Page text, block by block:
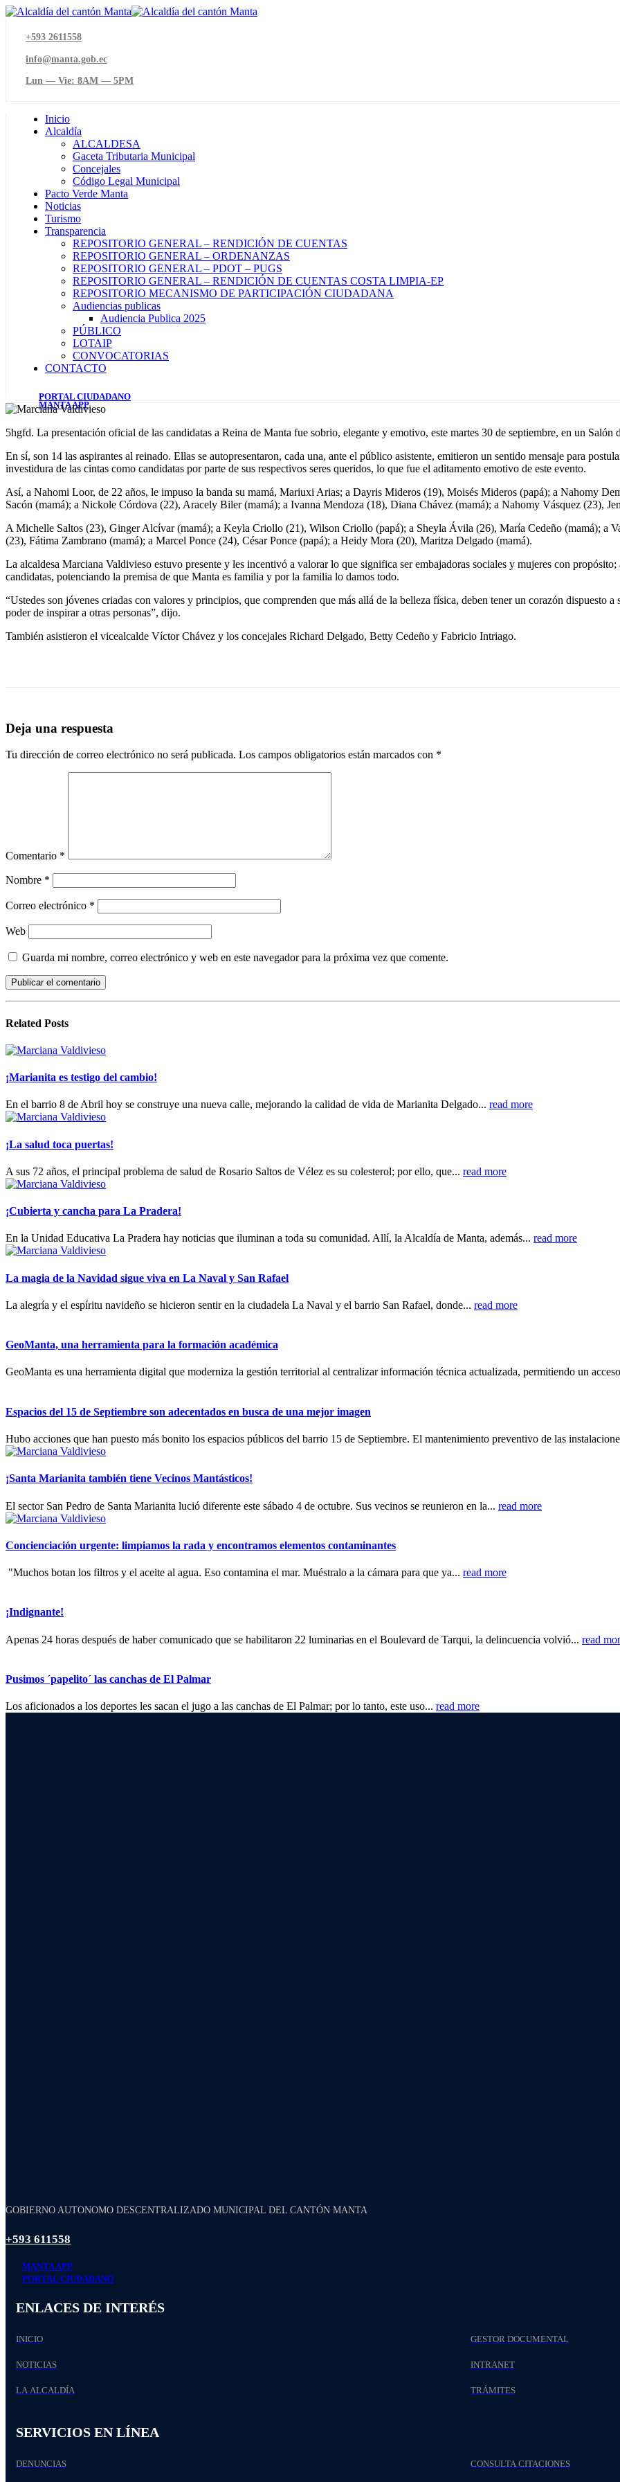
+593 2611558
info@manta.gob.ec
Lun — Vie: 8AM — 5PM
Inicio
Alcaldía
ALCALDESA
Gaceta Tributaria Municipal
Concejales
Código Legal Municipal
Pacto Verde Manta
Noticias
Turismo
Transparencia
REPOSITORIO GENERAL – RENDICIÓN DE CUENTAS
REPOSITORIO GENERAL – ORDENANZAS
REPOSITORIO GENERAL – PDOT – PUGS
REPOSITORIO GENERAL – RENDICIÓN DE CUENTAS COSTA LIMPIA-EP
REPOSITORIO MECANISMO DE PARTICIPACIÓN CIUDADANA
Audiencias publicas
Audiencia Publica 2025
PÚBLICO
LOTAIP
CONVOCATORIAS
CONTACTO
MANTA APP
PORTAL CIUDADANO
5hgfd. La presentación oficial de las candidatas a Reina de Manta fue sobrio, elegante y emotivo, este martes 30 de septiembre, en un Salón
En sí, son 14 las aspirantes al reinado. Ellas se autopresentaron, cada una, ante el público asistente, emitieron un sentido mensaje para
investidura de las cintas como candidatas por parte de sus respectivos seres queridos, lo que fue el aditamento emotivo de este evento.
Así, a Nahomi Loor, de 22 años, le impuso la banda su mamá, Mariuxi Arias; a Dayris Mideros (19), Moisés Mideros (papá); a Nahomy
Sacón (mamá); a Nickole Córdova (22), Aracely Biler (mamá); a Ivanna Mendoza (18), Diana Chávez (mamá); a Nahomy Vásquez (23),
A Michelle Saltos (23), Ginger Alcívar (mamá); a Keyla Criollo (21), Wilson Criollo (papá); a Sheyla Ávila (26), María Cedeño (mamá); a
(23), Fátima Zambrano (mamá); a Marcel Ponce (24), César Ponce (papá); a Heidy Mora (20), Maritza Delgado (mamá).
La alcaldesa Marciana Valdivieso estuvo presente y les incentivó a valorar lo que significa ser embajadoras sociales y mujeres con
candidatas, potenciando la premisa de que Manta es familia y por la familia lo damos todo.
“Ustedes son jóvenes criadas con valores y principios, que comprenden que más allá de la belleza física, deben tener un corazón dispuesto
poder de inspirar a otras personas”, dijo.
También asistieron el vicealcalde Víctor Chávez y los concejales Richard Delgado, Betty Cedeño y Fabricio Intriago.
Deja una respuesta
Tu dirección de correo electrónico no será publicada. Los campos obligatorios están marcados con *
Comentario *
Nombre *
Correo electrónico *
Web
Guarda mi nombre, correo electrónico y web en este navegador para la próxima vez que comente.
Related Posts
¡Marianita es testigo del cambio!
En el barrio 8 de Abril hoy se construye una nueva calle, mejorando la calidad de vida de Marianita Delgado... read more
¡La salud toca puertas!
A sus 72 años, el principal problema de salud de Rosario Saltos de Vélez es su colesterol; por ello, que... read more
¡Cubierta y cancha para La Pradera!
En la Unidad Educativa La Pradera hay noticias que iluminan a toda su comunidad. Allí, la Alcaldía de Manta, además... read more
La magia de la Navidad sigue viva en La Naval y San Rafael
La alegría y el espíritu navideño se hicieron sentir en la ciudadela La Naval y el barrio San Rafael, donde... read more
GeoManta, una herramienta para la formación académica
GeoManta es una herramienta digital que moderniza la gestión territorial al centralizar información técnica actualizada, permitiendo un
Espacios del 15 de Septiembre son adecentados en busca de una mejor imagen
Hubo acciones que han puesto más bonito los espacios públicos del barrio 15 de Septiembre. El mantenimiento preventivo de las
¡Santa Marianita también tiene Vecinos Mantásticos!
El sector San Pedro de Santa Marianita lució diferente este sábado 4 de octubre. Sus vecinos se reunieron en la... read more
Concienciación urgente: ‎limpiamos la rada y encontramos elementos contaminantes
‎"Muchos botan los filtros y el aceite al agua. Eso contamina el mar. Muéstralo a la cámara para que ya... read more
¡Indignante!
Apenas 24 horas después de haber comunicado que se habilitaron 22 luminarias en el Boulevard de Tarqui, la delincuencia volvió... read
Pusimos ´papelito´ las canchas de El Palmar
‎Los aficionados a los deportes les sacan el jugo a las canchas de El Palmar; por lo tanto, este uso... read more
GOBIERNO AUTONOMO DESCENTRALIZADO MUNICIPAL DEL CANTÓN MANTA
+593 611558
MANTA APP
PORTAL CIUDADANO
ENLACES DE INTERÉS
INICIO
NOTICIAS
LA ALCALDÍA
GESTOR DOCUMENTAL
INTRANET
TRÁMITES
SERVICIOS EN LÍNEA
DENUNCIAS CONSULTA CITACIONES